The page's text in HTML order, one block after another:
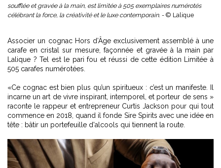
soufflée et gravée à la main, est limitée à 505 exemplaires numérotés
célébrant la force, la créativité et le luxe contemporain. - © Lalique
Associer un cognac Hors d’Âge exclusivement assemblé à une
carafe en cristal sur mesure, façonnée et gravée à la main par
Lalique ? Tel est le pari fou et réussi de cette édition Limitée à
505 carafes numérotées.
«Ce cognac est bien plus qu’un spiritueux : c’est un manifeste. Il
incarne un art de vivre inspirant, intemporel, et porteur de sens »
raconte le rappeur et entrepreneur Curtis Jackson pour qui tout
commence en 2018, quand il fonde Sire Spirits avec une idée en
tête : bâtir un portefeuille d'alcools qui tiennent la route.